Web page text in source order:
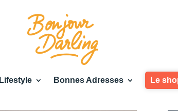
Lifestyle Bonnes Adresses Le